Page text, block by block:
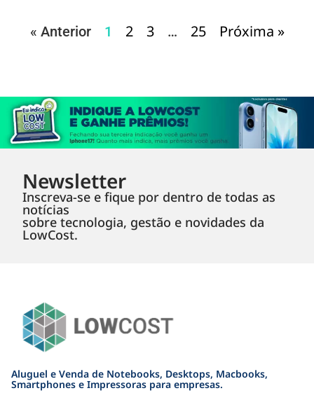
« Anterior 1 2 3 … 25 Próxima »
Newsletter
Inscreva-se e fique por dentro de todas as
notícias
sobre tecnologia, gestão e novidades da
LowCost.
Aluguel e Venda de Notebooks, Desktops, Macbooks,
Smartphones e Impressoras para empresas.